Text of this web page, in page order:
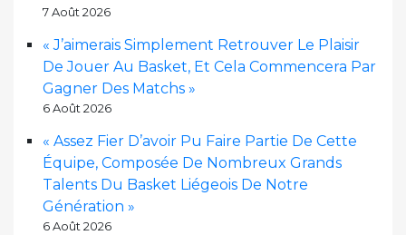
7 Août 2026
« J’aimerais Simplement Retrouver Le Plaisir
De Jouer Au Basket, Et Cela Commencera Par
Gagner Des Matchs »
6 Août 2026
« Assez Fier D’avoir Pu Faire Partie De Cette
Équipe, Composée De Nombreux Grands
Talents Du Basket Liégeois De Notre
Génération »
6 Août 2026